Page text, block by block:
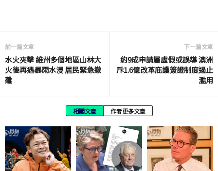
前一篇文章
水火夾擊 維州多個地區山林大
火後再遇暴雨水浸 居民緊急撤
離
下一篇文章
約9成申請屬虛假或誤導 澳洲
斥1.6億改革庇護簽證制度遏止
濫用
相關文章 作者更多文章